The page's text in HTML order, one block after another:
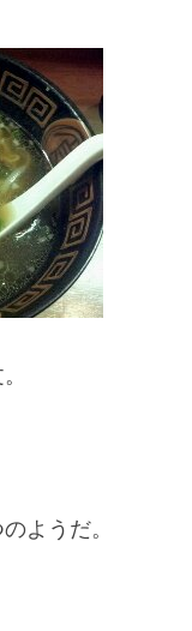
ようだ。